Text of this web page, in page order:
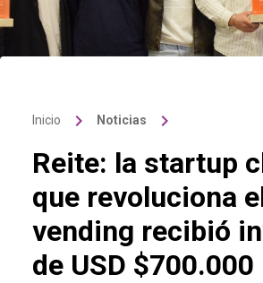
Inicio keyboard_arrow_right Noticias keyboard_arrow_right
Reite: la startup
que revoluciona
vending recibió
de USD $700.000